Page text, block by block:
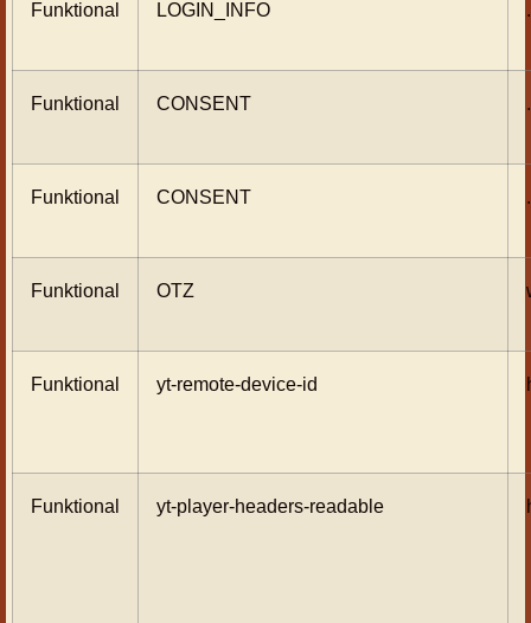
Funktional LOGIN_INFO
Funktional CONSENT
Funktional CONSENT
Funktional OTZ
Funktional yt-remote-device-id
Funktional yt-player-headers-readable